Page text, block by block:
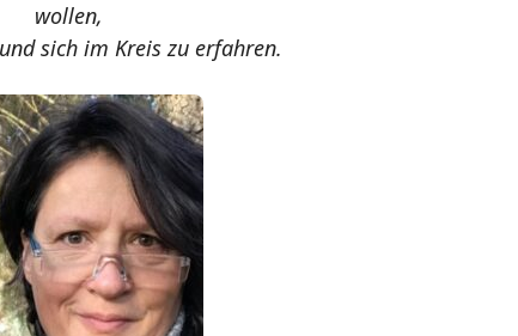
wollen,
sich im Kreis zu erfahren.